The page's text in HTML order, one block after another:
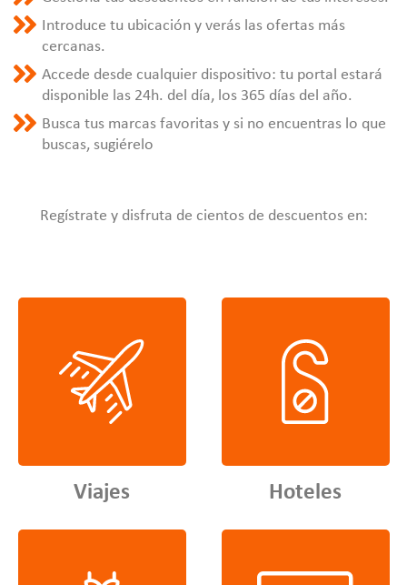
Introduce tu ubicación y verás las ofertas más
cercanas.
Accede desde cualquier dispositivo: tu portal estará
disponible las 24h. del día, los 365 días del año.
Busca tus marcas favoritas y si no encuentras lo que
buscas, sugiérelo
Regístrate y disfruta de cientos de descuentos en:
Viajes Hoteles